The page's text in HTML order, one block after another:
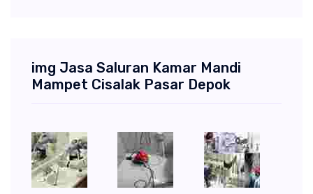
img Jasa Saluran Kamar Mandi
Mampet Cisalak Pasar Depok